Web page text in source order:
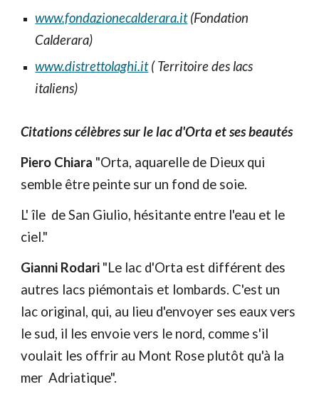
www.fondazionecalderara.it(Fondation
Calderara)
www.distrettolaghi.it( Territoire des lacs
italiens)
Citations célèbres sur le lac d'Orta et ses beautés
Piero Chiara "Orta, aquarelle de Dieux qui
semble être peinte sur un fond de soie.
L' île de San Giulio, hésitante entre l'eau et le
ciel."
Gianni Rodari "Le lac d'Orta est différent des
autres lacs piémontais et lombards. C'est un
lac original, qui, au lieu d'envoyer ses eaux vers
le sud, il les envoie vers le nord, comme s'il
voulait les offrir au Mont Rose plutôt qu'à la
mer Adriatique".